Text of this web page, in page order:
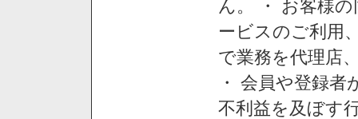
ん。 ・ お客様
ービスのご利用
で業務を代理店
・ 会員や登録
不利益を及ぼす